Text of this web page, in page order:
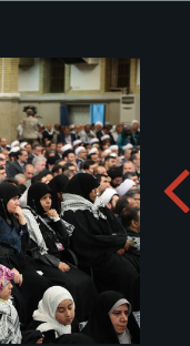
Скачать альбом: